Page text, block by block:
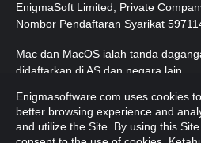
EnigmaSoft Limited, Private
Nombor Pendaftaran Syarikat
Mac dan MacOS ialah tanda
didaftarkan di AS dan negara lain.
Hak Cipta 2016-2026 . EnigmaSoft
Enigmasoftware.com uses cookies
better browsing experience and
and utilize the Site. By using this